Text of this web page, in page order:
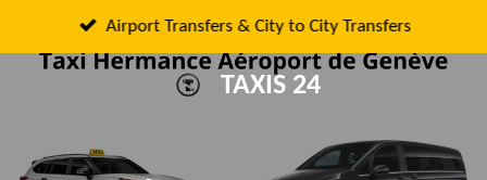
au
TAXIS 24
Airport Transfers & City to City Transfers